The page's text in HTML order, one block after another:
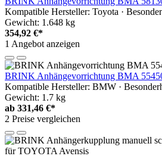
Kompatible Hersteller: Toyota ·
Gewicht: 1.648 kg
354,92 €*
1 Angebot anzeigen
BRINK Anhängevorrichtung BMA
Kompatible Hersteller: BMW ·
Gewicht: 1.7 kg
ab 331,46 €*
2 Preise vergleichen